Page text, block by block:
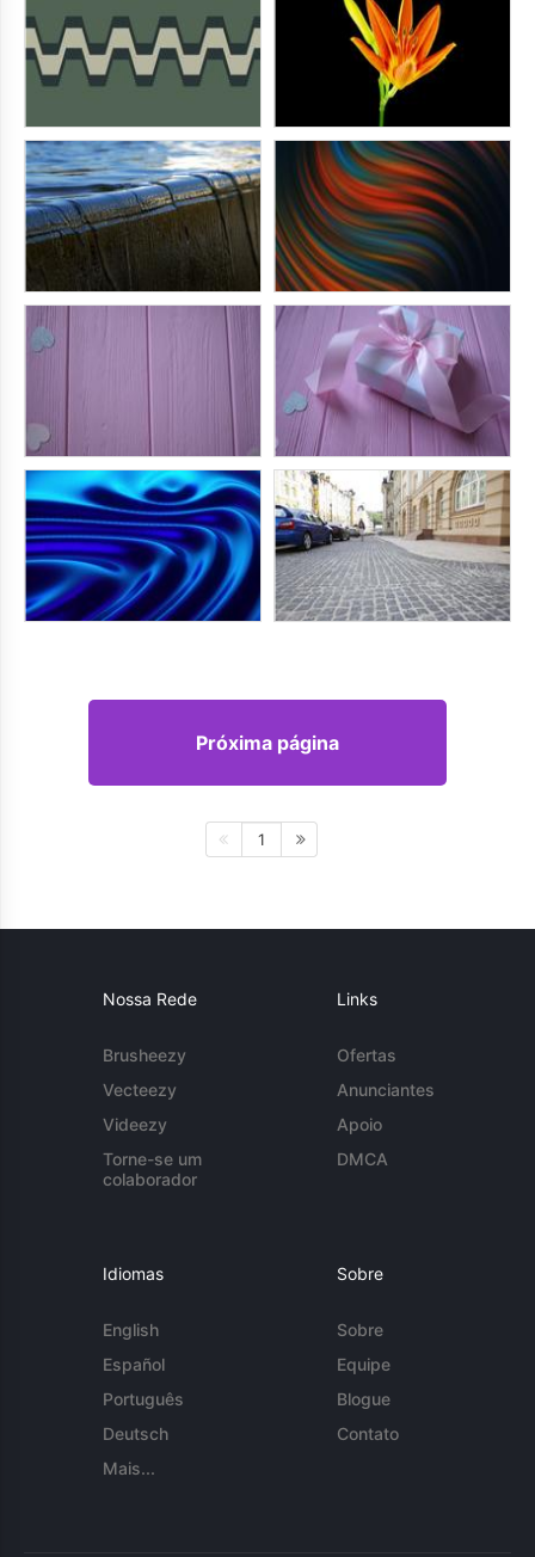
Próxima página
1
Nossa Rede
Brusheezy
Vecteezy
Videezy
Torne-se um
colaborador
Links
Ofertas
Anunciantes
Apoio
DMCA
Idiomas
English
Español
Português
Deutsch
Mais...
Sobre
Sobre
Equipe
Blogue
Contato